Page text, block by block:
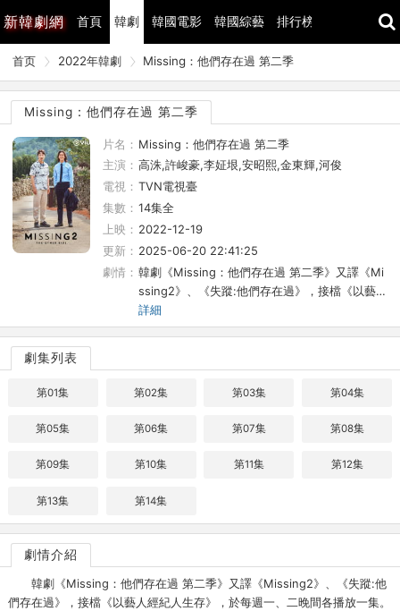
新韓劇網 首頁 韓劇 韓國電影 韓國綜藝 排行榜
首页 2022年韓劇 Missing：他們存在過 第二季
Missing：他們存在過 第二季
片名： Missing：他們存在過 第二季
主演： 高洙,許峻豪,李姃垠,安昭熙,金東輝,河俊
電視： TVN電視臺
集數： 14集全
上映： 2022-12-19
更新： 2025-06-20 22:41:25
劇情： 韓劇《Missing：他們存在過 第二季》又譯《Mi
ssing2》、《失蹤:他們存在過》，接檔《以藝…
詳細
劇集列表
第01集 第02集 第03集 第04集
第05集 第06集 第07集 第08集
第09集 第10集 第11集 第12集
第13集 第14集
劇情介紹
韓劇《Missing：他們存在過 第二季》又譯《Missing2》、《失蹤:他
們存在過》，接檔《以藝人經紀人生存》，於每週一、二晚間各播放一集。